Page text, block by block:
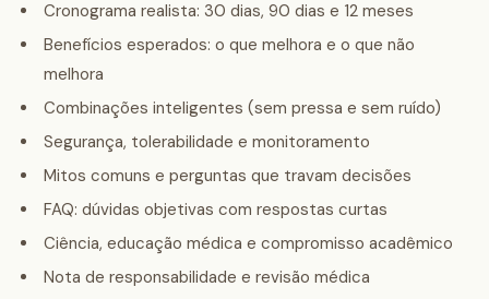
Cronograma realista: 30 dias, 90 dias e 12 meses
Benefícios esperados: o que melhora e o que não
melhora
Combinações inteligentes (sem pressa e sem ruído)
Segurança, tolerabilidade e monitoramento
Mitos comuns e perguntas que travam decisões
FAQ: dúvidas objetivas com respostas curtas
Ciência, educação médica e compromisso acadêmico
Nota de responsabilidade e revisão médica